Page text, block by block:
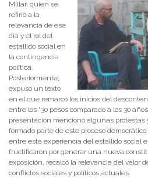
Millar, quien se
refirió a la
relevancia de ese
día y el rol del
estallido social en
la contingencia
política.
Posteriormente,
expuso un texto
en el que remarcó los inicios del
entre los “30 pesos comparado a los 30
presentación mencionó algunas
formado parte de este proceso
entre esta experiencia del estallido social
fructificaron por generar una nueva
exposición, recalcó la relevancia del valor
conflictos sociales y políticos actuales.